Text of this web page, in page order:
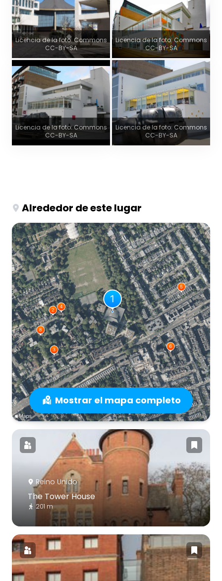
Licencia de la foto: Commons
CC-BY-SA
Licencia de la foto: Commons
CC-BY-SA
Licencia de la foto: Commons
CC-BY-SA
Licencia de la foto: Commons
CC-BY-SA
Alrededor de este lugar
Mostrar el mapa completo
Reino Unido
The Tower House
201 m